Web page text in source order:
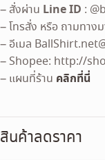
– สั่งผ่าน Line ID :
– โทรสั่ง หรือ ถามทาง
– อีเมล
– Shopee: http://
– แผนที่ร้าน คลิกที่นี่
สินค้าลดราคา